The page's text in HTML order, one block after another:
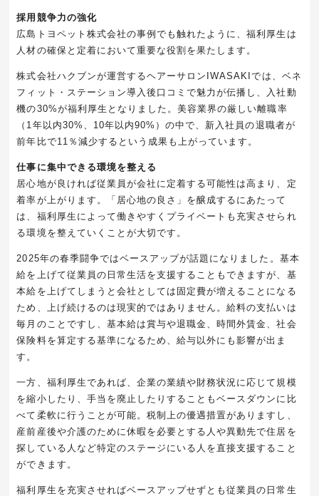
採用競争力の強化
広島トヨペット株式会社の事例でも触れたように、福利厚生は
人材の確保と定着において重要な役割を果たします。
株式会社ハクブンが運営するヘアーサロンIWASAKIでは、ベネ
フィット・ステーション導入後口コミで魅力が伝播し、入社動
機の30%が福利厚生となりました。美容業界の厳しい離職率
（1年以内30%、10年以内90%）の中で、新入社員の退職者が
前年比で11％減少するという成果も上がっています。
仕事に集中できる環境を整える
居心地が良ければ従業員が会社に定着する可能性は高まり、定
着率が上がります。「居心地の良さ」を醸成するにあたって
は、福利厚生によって働きやすくプライベートも充実させられ
る環境を整えていくことが大切です。
2025年の春季闘争ではベースアップが話題になりました。基本
給を上げて従業員の日常生活を支援することもできますが、基
本給を上げてしまうと会社としては固定費が増えることになる
ため、上げ続けるのは現実的ではありません。給料の支払いは
毎月のことですし、基本給は賞与や退職金、時間外賃金、社会
保険料を算定する基準になるため、給与以外にも影響が出ま
す。
一方、福利厚生であれば、企業の業績や財務状況に応じて規模
を縮小したり、手当を廃止したりすることもベースダウンに比
べて柔軟に行うことが可能。税制上の優遇措置がありますし、
産前産後や介護のために休暇を必要とする人や異動先で住居を
探している人など特定のステージにいる人を直接支援すること
ができます。
福利厚生を充実させればベースアップせずとも従業員の日常生